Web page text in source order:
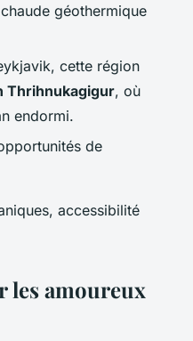
géothermique
cette région
Thrihnukagigur, où
endormi.
de
accessibilité
les amoureux